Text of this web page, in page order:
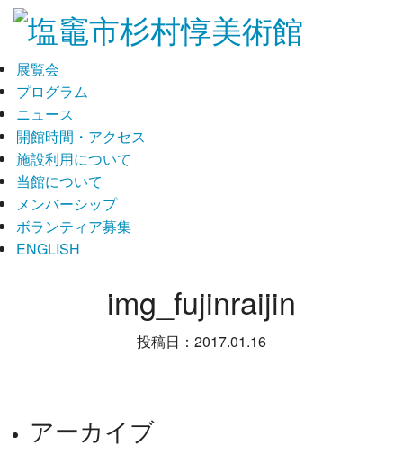
展覧会
プログラム
ニュース
開館時間・アクセス
施設利用について
当館について
メンバーシップ
ボランティア募集
ENGLISH
img_fujinraijin
投稿日：2017.01.16
アーカイブ